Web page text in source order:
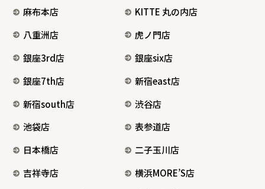
麻布本店
KITTE 丸の内店
八重洲店
虎ノ門店
銀座3rd店
銀座six店
銀座7th店
新宿east店
新宿south店
渋谷店
池袋店
表参道店
日本橋店
二子玉川店
吉祥寺店
横浜MORE’S店